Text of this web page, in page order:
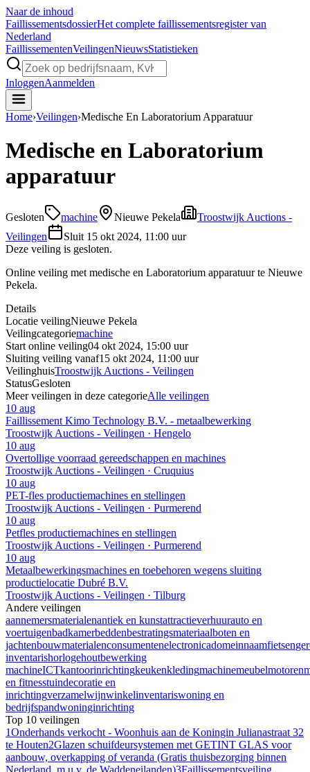
Naar de inhoud
FaillissementsdossierHet complete faillissementsregister van
Nederland
FaillissementenVeilingenNieuwsStatistieken
InloggenAanmelden
Home›Veilingen›Medische En Laboratorium Apparatuur
Medische en Laboratorium
apparatuur
Gesloten machine Nieuwe Pekela
Troostwijk Auctions -
Veilingen
Sluit 15 okt 2024, 11:00 uur
Deze veiling is gesloten.
Online veiling met medische en Laboratorium apparatuur te Nieuwe
Pekela.
Details
Locatie veilingNieuwe Pekela
Veilingcategoriemachine
Start online veiling04 okt 2024, 15:00 uur
Sluiting veiling vanaf15 okt 2024, 11:00 uur
VeilinghuisTroostwijk Auctions - Veilingen
StatusGesloten
Meer veilingen in deze categorieAlle veilingen
10 aug
Faillissement Kimo Technology B.V. - metaalbewerking
Troostwijk Auctions - Veilingen · Hengelo
10 aug
Overtollige voorraad gereedschappen en machines
Troostwijk Auctions - Veilingen · Cruquius
10 aug
PET-fles productiemachines en stellingen
Troostwijk Auctions - Veilingen · Purmerend
10 aug
Petfles productiemachines en stellingen
Troostwijk Auctions - Veilingen · Purmerend
10 aug
Metaalbewerkingsmachines en toebehoren wegens sluiting
productielocatie Dubré B.V.
Troostwijk Auctions - Veilingen · Tilburg
Andere veilingen
aannemersmaterialenantiek en kunstattractieverhuurauto en
voertuigenbadkamerbeddenbestratingsmateriaalboten en
jachtenbouwmaterialenconsumentenelectronicadomeinnaamfietsen
inventarishorlogehoutbewerking
machineICTkantoorinrichtingkeukenkledingmachinemeubelmotoren
en fitnesstuindecoratie en
inrichtingverzamelwijnwinkelinventariswoning en
bedrijfspandwoninginrichting
Top 10 veilingen
1Onderhands verkocht - Woonhuis aan de Koningin Julianastraat 32
te Houten2Glazen schuifdeursystemen met GETINT GLAS voor
aanbouw, overkapping of veranda (Gratis thuisbezorging binnen
Nederland, m.u.v. de Waddeneilanden)3Faillissementsveiling